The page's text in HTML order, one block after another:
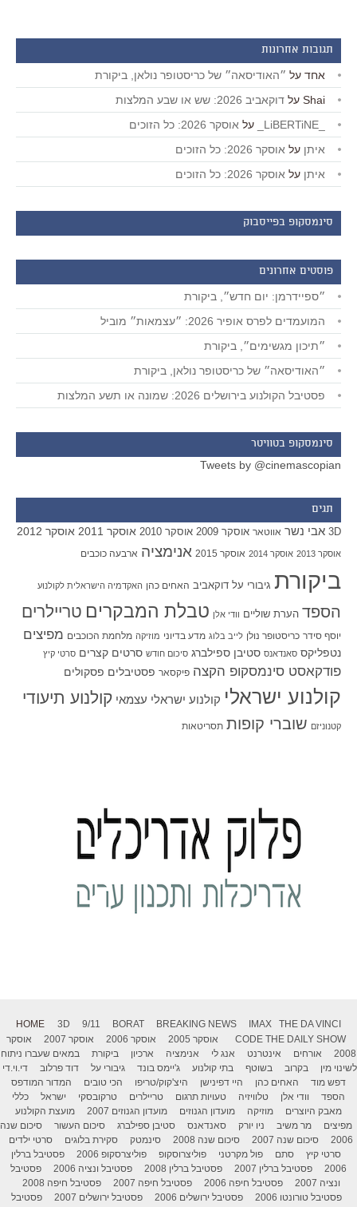
תגובות אחרונות
אחד על ״האודיסאה״ של כריסטופר נולאן, ביקורת
Shai על דוקאביב 2026: שש או שבע המלצות
על אוסקר 2026: כל הזוכים
איתן על אוסקר 2026: כל הזוכים
איתן על אוסקר 2026: כל הזוכים
סינמסקופ בפייסבוק
פוסטים אחרונים
״ספיידרמן: יום חדש״, ביקורת
המועמדים לפרס אופיר 2026: ״עצמאות״ מוביל
״תיכון מגשימים״, ביקורת
״האודיסאה״ של כריסטופר נולאן, ביקורת
פסטיבל הקולנוע בירושלים 2026: שמונה או תשע המלצות
סינמסקופ בטוויטר
Tweets by @cinemascopian
תגים
3D אבי נשר אווטאר אוסקר 2009 אוסקר 2010 אוסקר 2011 אוסקר 2012
אוסקר 2013 אוסקר 2014 אוסקר 2015 אנימציה ארבעה כוכבים
ביקורת גיבורי על דוקאביב האחים כהן האקדמיה הישראלית לקולנוע
הספד הערת שוליים וודי אלן טבלת המבקרים טריילרים
יוסף סידר כריסטופר נולן לייב בלוג מדע בדיוני מוזיקה מלחמת הכוכבים מפיצים
נטפליקס סאנדאנס סטיבן ספילברג סיכום חודש סרטים קצרים סרטי קיץ
פודקאסט סינמסקופ הקצה פיקסאר פסטיבלים פסקולים
קולנוע ישראלי קולנוע ישראלי עצמאי קולנוע תיעודי
קטנוניזם שוברי קופות תסריטאות
HOME 3D 9/11 BORAT BREAKING NEWS IMAX
THE DA VINCI
CODE THE DAILY SHOW אוסקר 2005 אוסקר 2006 אוסקר 2007
אוסקר
2008
אורחים אינטרנט אנג לי אנימציה ארכיון ביקורת
במאים שעברו ניתוח
לשינוי מין
בקרוב בשוטף בתי קולנוע ג'יימס בונד גיבורי על דוד פרלוב
די.וי.די
דפש מוד
האחים כהן היי דפינישן היצ'קוק/טריפו הכי טובים
המדור המודפס
הספד
וודי אלן טלוויזיה טעויות תרגום טריילרים טרקובסקי ישראל
כללי
מאבק היוצרים
מוזיקה מועדון הגנוזים מועדון הגנוזים 2007
מועצת הקולנוע
מפיצים
מר משיב ניו יורק סאנדאנס סטיבן ספילברג סיכום העשור
סיכום שנה
2006
סיכום שנה 2007 סיכום שנה 2008 סינמטק סקירת בלוגים
סרטי ילדים
סרטי קיץ
סתם פול מקרטני פוליצרוסקופ פוליצרסקופ 2006
פסטיבל ברלין
2006
פסטיבל ברלין 2007 פסטיבל ברלין 2008 פסטיבל ונציה 2006
פסטיבל
ונציה 2007
פסטיבל חיפה 2006 פסטיבל חיפה 2007
פסטיבל חיפה 2008
פסטיבל טורונטו 2006
פסטיבל ירושלים 2006 פסטיבל ירושלים 2007
פסטיבל